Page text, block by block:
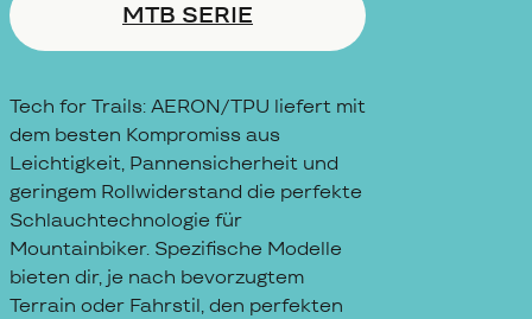
MTB SERIE
Tech for Trails: AERON/TPU liefert mit
dem besten Kompromiss aus
Leichtigkeit, Pannensicherheit und
geringem Rollwiderstand die perfekte
Schlauchtechnologie für
Mountainbiker. Spezifische Modelle
bieten dir, je nach bevorzugtem
Terrain oder Fahrstil, den perfekten